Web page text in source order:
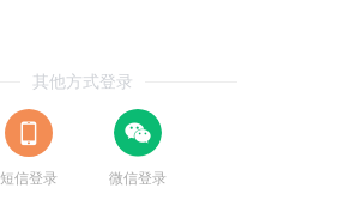
其他方式登录
短信登录 微信登录